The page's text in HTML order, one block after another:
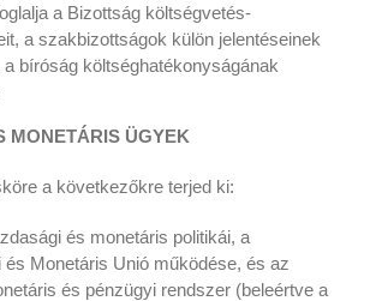
a Bizottság költségvetés-
a szakbizottságok külön jelentéseinek
bíróság költséghatékonyságának
MONETÁRIS ÜGYEK
a következőkre terjed ki:
és monetáris politikái, a
és Monetáris Unió működése, és az
és pénzügyi rendszer (beleértve a